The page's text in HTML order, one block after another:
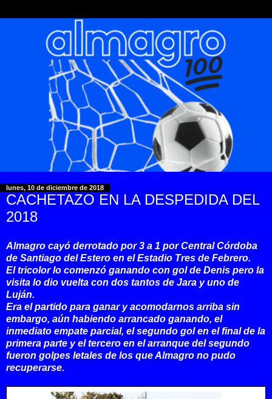
lunes, 10 de diciembre de 2018
CACHETAZO EN LA DESPEDIDA DEL
2018
Almagro cayó derrotado por 3 a 1 por Central Córdoba
de Santiago del Estero en el Estadio Tres de Febrero.
El tricolor lo comenzó ganando con gol de Denis pero la
visita lo dio vuelta con dos tantos de Jara y uno de
Luján.
Era el partido para ganar y acomodarnos arriba sin
embargo, aún habiendo arrancado ganando, el
inmediato empate parcial, el segundo gol en el final de la
primera parte y el tercero en el arranque del segundo
fueron golpes letales de los que Almagro no pudo
recuperarse.